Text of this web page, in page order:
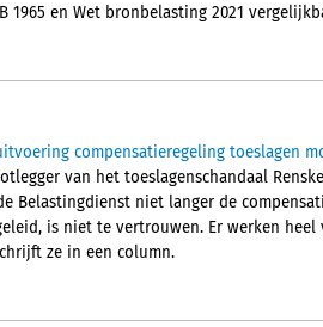
1965 en Wet bronbelasting 2021
compensatieregeling toeslagen
van het toeslagenschandaal
Belastingdienst niet langer de
is niet te vertrouwen. Er werken heel
ze in een column.